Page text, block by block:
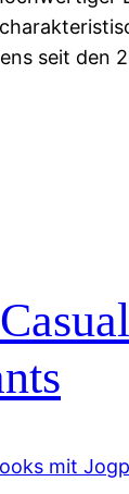
seit den